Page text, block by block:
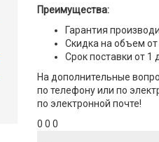
Преимущества:
Гарантия
Скидка на объем от
Срок поставки от 1
На дополнительные
по телефону или по
по электронной почте!
0 0 0